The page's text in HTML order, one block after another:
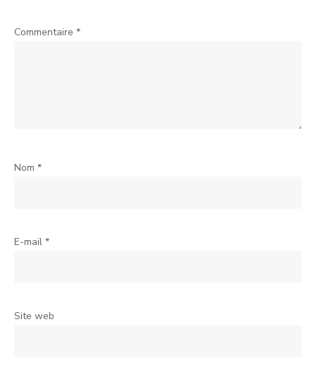
Commentaire *
Nom *
E-mail *
Site web